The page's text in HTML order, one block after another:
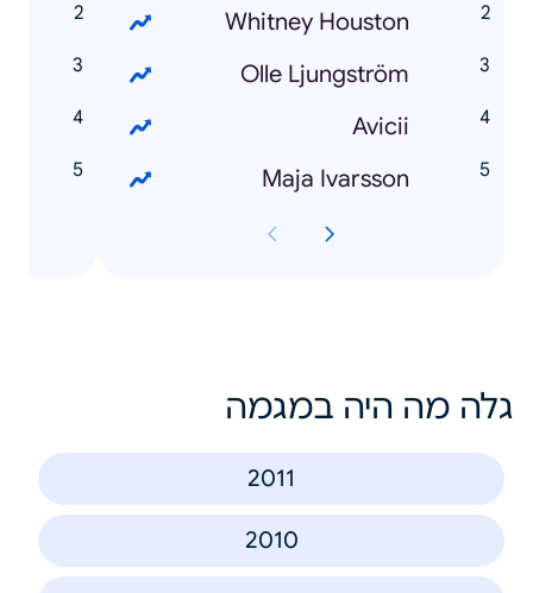
Whitney Houston
Olle Ljungström
Avicii
Maja Ivarsson
גלה מה היה במגמה
2011
2010